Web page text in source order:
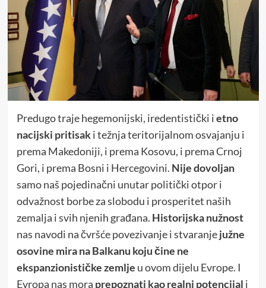
Predugo traje hegemonijski, iredentistički ietno
nacijski pritisaki težnja teritorijalnom osvajanju i
prema Makedoniji, i prema Kosovu, i prema Crnoj
Gori, i prema Bosni i Hercegovini. Nije dovoljan
samo naš pojedinačni unutar politički otpor i
odvažnost borbe za slobodu i prosperitet naših
zemalja i svih njenih građana. Historijska nužnost
nas navodi na čvršće povezivanje i stvaranjejužne
osovine mira na Balkanu koju čine ne
ekspanzionističke zemlje u ovom dijelu Evrope. I
Evropa nas mora prepoznati kao realni potencijal i